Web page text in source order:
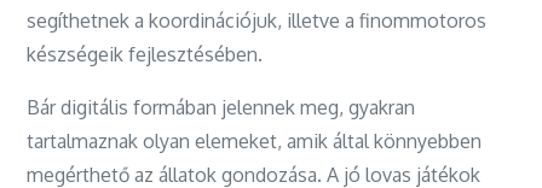
segíthetnek a koordinációjuk, illetve a finommotoros
készségeik fejlesztésében.
Bár digitális formában jelennek meg, gyakran
tartalmaznak olyan elemeket, amik által könnyebben
megérthető az állatok gondozása. A jó lovas játékok